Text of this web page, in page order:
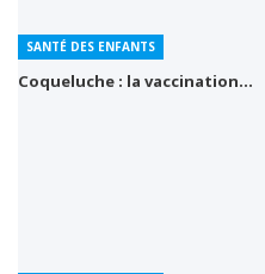
SANTÉ DES ENFANTS
Coqueluche : la vaccination…